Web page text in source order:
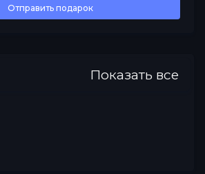
Отправить подарок
Показать все